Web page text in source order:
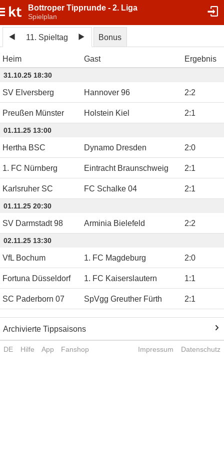
Bottroper Tipprunde - 2. Liga
Spielplan
11. Spieltag Bonus
Heim Gast Ergebnis
31.10.25 18:30
SV Elversberg Hannover 96 2:2
Preußen Münster Holstein Kiel 2:1
01.11.25 13:00
Hertha BSC Dynamo Dresden 2:0
1. FC Nürnberg Eintracht Braunschweig 2:1
Karlsruher SC FC Schalke 04 2:1
01.11.25 20:30
SV Darmstadt 98 Arminia Bielefeld 2:2
02.11.25 13:30
VfL Bochum 1. FC Magdeburg 2:0
Fortuna Düsseldorf 1. FC Kaiserslautern 1:1
SC Paderborn 07 SpVgg Greuther Fürth 2:1
Archivierte Tippsaisons
DE Hilfe App Fanshop Impressum Datenschutz